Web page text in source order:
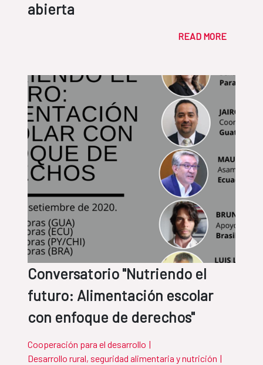
abierta
READ MORE
Conversatorio "Nutriendo el
futuro: Alimentación escolar
con enfoque de derechos"
Cooperación para el desarrollo |
Desarrollo rural, seguridad alimentaria y nutrición |